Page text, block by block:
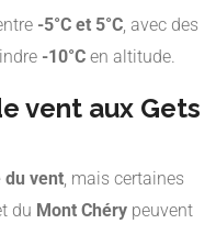
-5°C et 5°C , avec des
-10°C en altitude.
vent aux Gets
du vent , mais certaines
du Mont Chéry peuvent